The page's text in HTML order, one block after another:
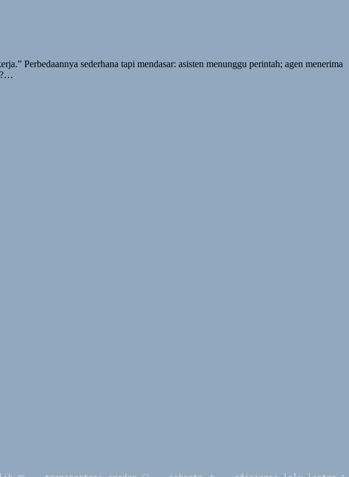
Perbedaannya sederhana tapi mendasar: asisten menunggu perintah; agen menerima